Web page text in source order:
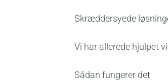
Skræddersyede
Vi har allerede hjulpet
Sådan fungerer det